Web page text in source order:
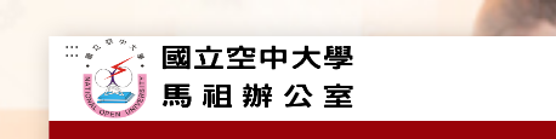
跳到主要內容區塊
:::